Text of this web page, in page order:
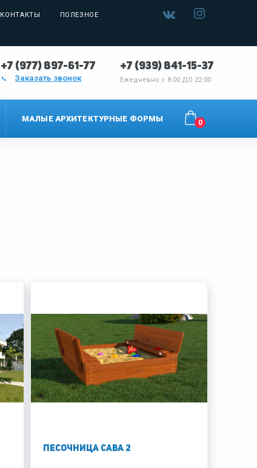
КОНТАКТЫ ПОЛЕЗНОЕ
+7 (977) 897-61-77
Заказать звонок
+7 (939) 841-15-37
Ежедневно с 8:00 ДО 22:00
МАЛЫЕ АРХИТЕКТУРНЫЕ ФОРМЫ 0
Песочница Сава 2